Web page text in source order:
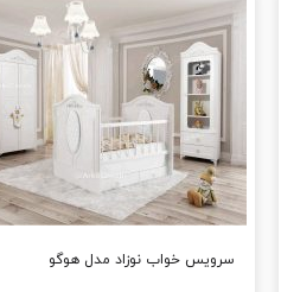
سرویس خواب نوزاد مدل هوگو